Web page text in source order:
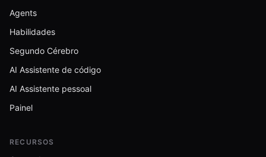
Agents
Habilidades
Segundo Cérebro
AI Assistente de código
AI Assistente pessoal
Painel
RECURSOS